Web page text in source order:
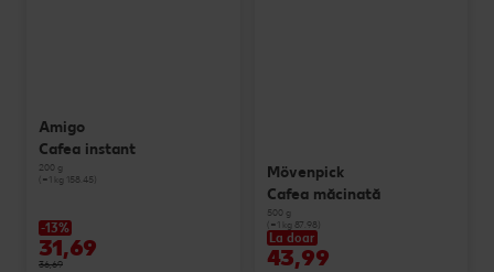
Amigo
Cafea instant
200 g
(=1 kg 158.45)
-13%
31,69
36,69
Mövenpick
Cafea măcinată
500 g
(=1 kg 87.98)
La doar
43,99